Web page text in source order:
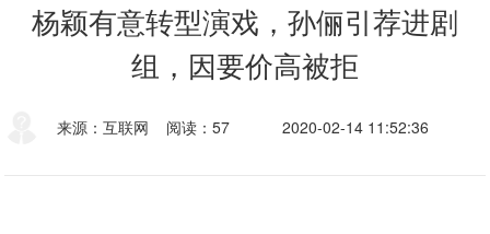
杨颖有意转型演戏，孙俪引荐进剧
组，因要价高被拒
来源：互联网 阅读：57 2020-02-14 11:52:36